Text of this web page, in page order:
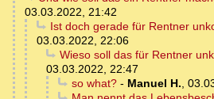
03.03.2022, 21:42
Ist doch gerade für Rentner
03.03.2022, 22:06
Wieso soll das für Rentner
03.03.2022, 22:47
so what?- Manuel H.,